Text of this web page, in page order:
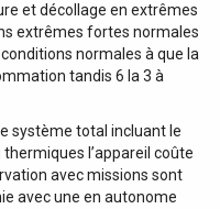
et décollage en extrêmes
extrêmes fortes normales
normales à que la
tandis 6 la 3 à
système total incluant le
l’appareil coûte
avec missions sont
avec une en autonome